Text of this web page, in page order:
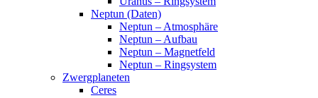
Neptun (Daten)
Neptun – Atmosphäre
Neptun – Aufbau
Neptun – Magnetfeld
Neptun – Ringsystem
Zwergplaneten
Ceres